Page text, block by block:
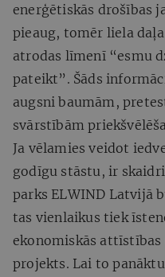
enerģētiskās drošības
pieaug, tomēr liela
atrodas līmenī “esmu
pateikt”. Šāds
augsni baumām,
svārstībām
Ja vēlamies veidot
godīgu stāstu, ir
parks ELWIND Latvijā
tas vienlaikus tiek
ekonomiskās attīstības
projekts. Lai to